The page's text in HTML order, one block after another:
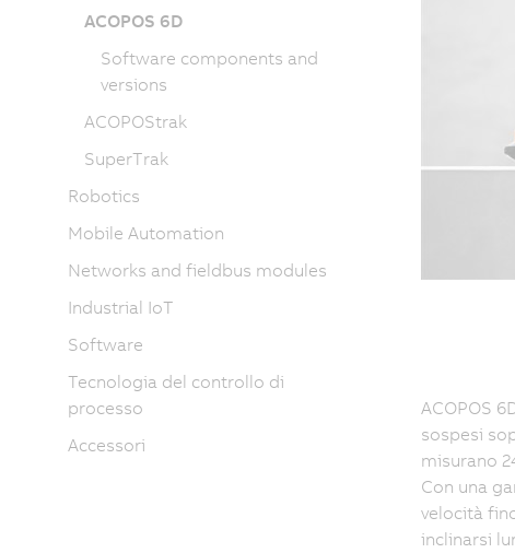
ACOPOS
sospesi
misurano
Con una
velocità
inclinarsi
ACOPOS 6D
Software components and
versions
ACOPOStrak
SuperTrak
Robotics
Mobile Automation
Networks and fieldbus modules
Industrial IoT
Software
Tecnologia del controllo di
processo
Accessori